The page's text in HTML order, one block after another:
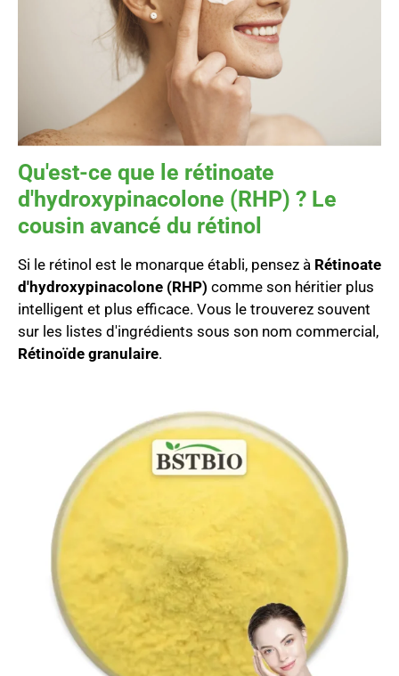
Qu'est-ce que le rétinoate
d'hydroxypinacolone (RHP) ? Le
cousin avancé du rétinol
Si le rétinol est le monarque établi, pensez à Rétinoate
d'hydroxypinacolone (RHP) comme son héritier plus
intelligent et plus efficace. Vous le trouverez souvent
sur les listes d'ingrédients sous son nom commercial,
Rétinoïde granulaire.